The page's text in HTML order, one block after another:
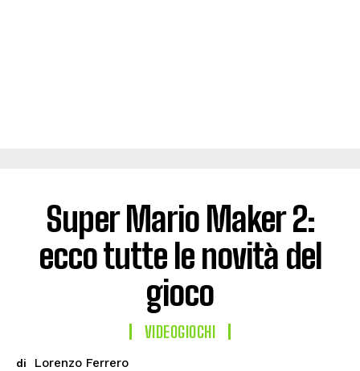
Super Mario Maker 2:
ecco tutte le novità del
gioco
VIDEOGIOCHI
di Lorenzo Ferrero